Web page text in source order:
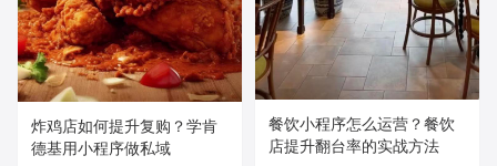
炸鸡店如何提升复购？学肯
德基用小程序做私域
餐饮小程序怎么运营？餐饮
店提升翻台率的实战方法